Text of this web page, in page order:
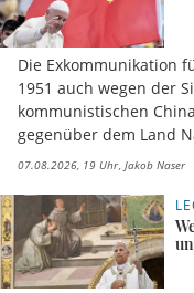
Die Exkommunikation
1951 auch wegen der
kommunistischen
gegenüber dem Land
07.08.2026, 19 Uhr Jakob Naser